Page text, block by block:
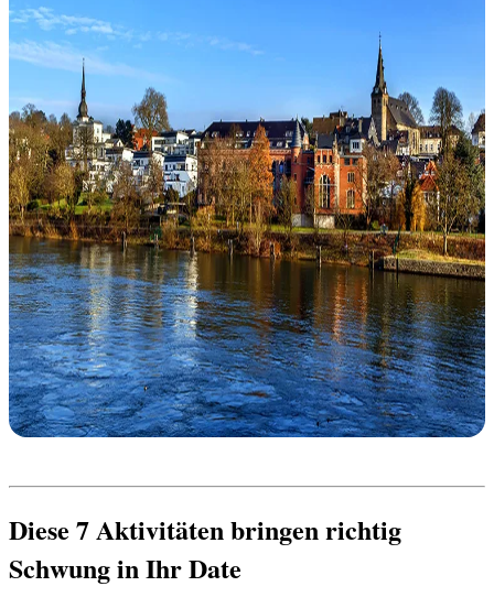
Diese 7 Aktivitäten bringen richtig
Schwung in Ihr Date